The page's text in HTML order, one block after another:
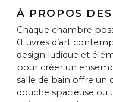
À PROPOS
Chaque chambre
Œuvres d’art
design ludique et
pour créer un
salle de bain offre un
douche spacieuse ou